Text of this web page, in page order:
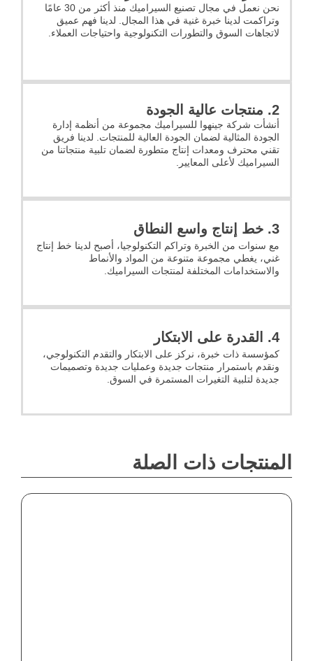
نحن نعمل في مجال تصنيع السيراميك منذ أكثر من 30 عامًا
وتراكمت لدينا خبرة غنية في هذا المجال. لدينا فهم عميق
لاتجاهات السوق والتطورات التكنولوجية واحتياجات العملاء.
2. منتجات عالية الجودة
أنشأت شركة جينهوا للسيراميك مجموعة من أنظمة إدارة
الجودة المثالية لضمان الجودة العالية للمنتجات. لدينا فريق
تقني محترف ومعدات إنتاج متطورة لضمان تلبية منتجاتنا من
السيراميك لأعلى المعايير.
3. خط إنتاج واسع النطاق
مع سنوات من الخبرة وتراكم التكنولوجيا، أصبح لدينا خط إنتاج
غني، يغطي مجموعة متنوعة من المواد والأنماط
والاستخدامات المختلفة لمنتجات السيراميك.
4. القدرة على الابتكار
كمؤسسة ذات خبرة، نركز على الابتكار والتقدم التكنولوجي،
ونقدم باستمرار منتجات جديدة وعمليات جديدة وتصميمات
جديدة لتلبية التغيرات المستمرة في السوق.
المنتجات ذات الصلة